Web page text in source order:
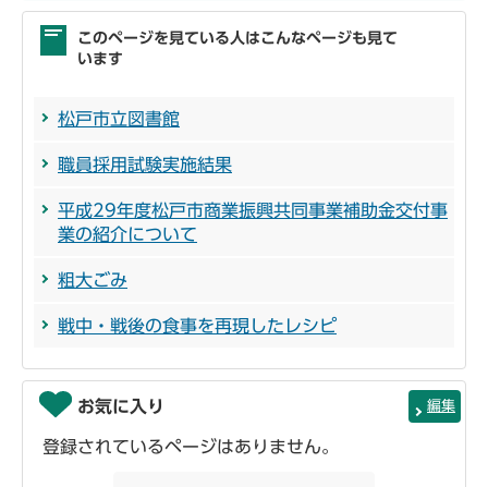
このページを見ている人はこんなページも見て
います
松戸市立図書館
職員採用試験実施結果
平成29年度松戸市商業振興共同事業補助金交付事
業の紹介について
粗大ごみ
戦中・戦後の食事を再現したレシピ
お気に入り 編集
登録されているページはありません。